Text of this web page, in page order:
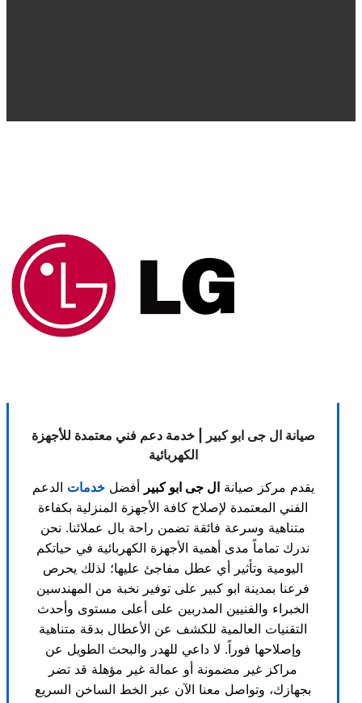
صيانة ال جى ابو كبير | خدمة دعم فني معتمدة للأجهزة
الكهربائية
يقدم مركز صيانةال جى ابو كبير أفضلخدمات الدعم
الفني المعتمدة لإصلاح كافة الأجهزة المنزلية بكفاءة
متناهية وسرعة فائقة تضمن راحة بال عملائنا. نحن
ندرك تماماً مدى أهمية الأجهزة الكهربائية في حياتكم
اليومية وتأثير أي عطل مفاجئ عليها؛ لذلك يحرص
فرعنا بمدينة ابو كبير على توفير نخبة من المهندسين
الخبراء والفنيين المدربين على أعلى مستوى وأحدث
التقنيات العالمية للكشف عن الأعطال بدقة متناهية
وإصلاحها فوراً. لا داعي للهدر والبحث الطويل عن
مراكز غير مضمونة أو عمالة غير مؤهلة قد تضر
بجهازك، وتواصل معنا الآن عبر الخط الساخن السريع